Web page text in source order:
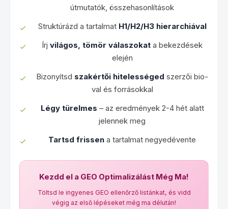
útmutatók, összehasonlítások
Struktúrázd a tartalmat H1/H2/H3 hierarchiával
Írj világos, tömör válaszokat a bekezdések
elején
Bizonyítsd szakértői hitelességed szerzői bio-
val és forrásokkal
Légy türelmes – az eredmények 2-4 hét alatt
jelennek meg
Tartsd frissen a tartalmat negyedévente
Kezdd el a GEO Optimalizálást Még Ma!
Töltsd le ingyenes GEO ellenőrző listánkat, és vidd
végig az első lépéseket még ma délután!